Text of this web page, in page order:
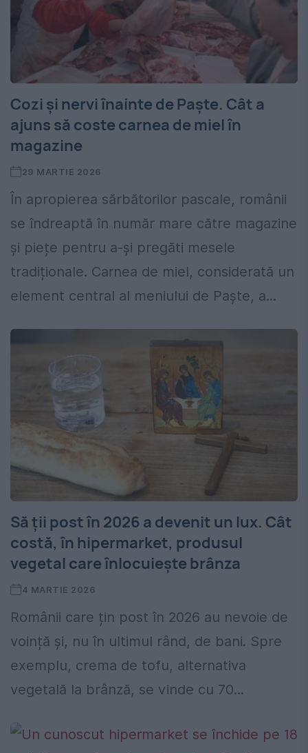
Cozi și nervi înainte de Paște. Cât a
ajuns să coste carnea de miel în
magazine
29 MARTIE 2026
În apropierea sărbătorilor pascale, românii
se îndreaptă în număr mare către magazine
și piețe pentru a-și pregăti mesele
tradiționale. Carnea de miel, considerată un
element central al meniului de Paște, a...
Să ții post în 2026 a devenit un lux. Cât
costă, în hipermarket, produsul
vegetal care înlocuiește brânza
4 MARTIE 2026
Românii care țin post în 2026 au nevoie de
voință și, nu în ultimul rând, de bani. Spre
exemplu, crema de tofu, alternativa
vegetală la brânză, se vinde cu 70...